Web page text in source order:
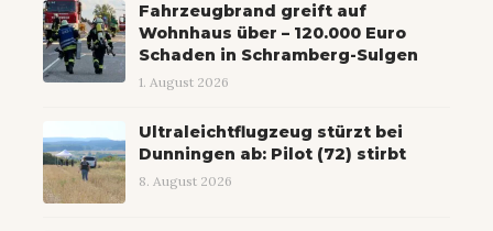
Fahrzeugbrand greift auf
Wohnhaus über – 120.000 Euro
Schaden in Schramberg-Sulgen
1. August 2026
Ultraleichtflugzeug stürzt bei
Dunningen ab: Pilot (72) stirbt
8. August 2026